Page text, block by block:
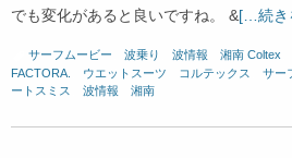
でも変化があると良いですね。 &[…続き
サーフムービー 波乗り 波情報 湘南 Coltex
FACTORA.
ウエットスーツ コルテックス サー
ートスミス
波情報 湘南